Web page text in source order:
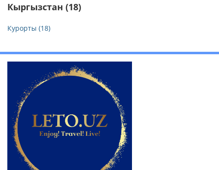
Кыргызстан (18)
Курорты (18)